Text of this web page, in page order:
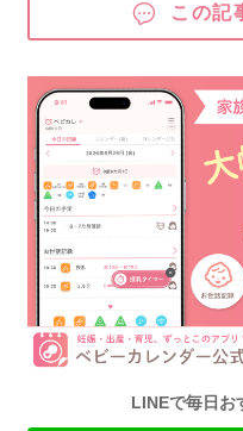
この記
LINEで毎日お